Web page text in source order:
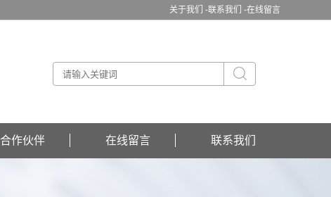
关于我们 -联系我们 -在线留言
合作伙伴 在线留言 联系我们